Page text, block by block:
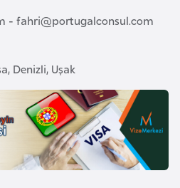
- fahri@portugalconsul.com
Denizli, Uşak